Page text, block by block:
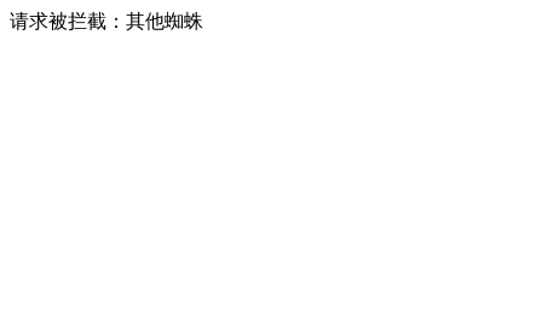
请求被拦截：其他蜘蛛